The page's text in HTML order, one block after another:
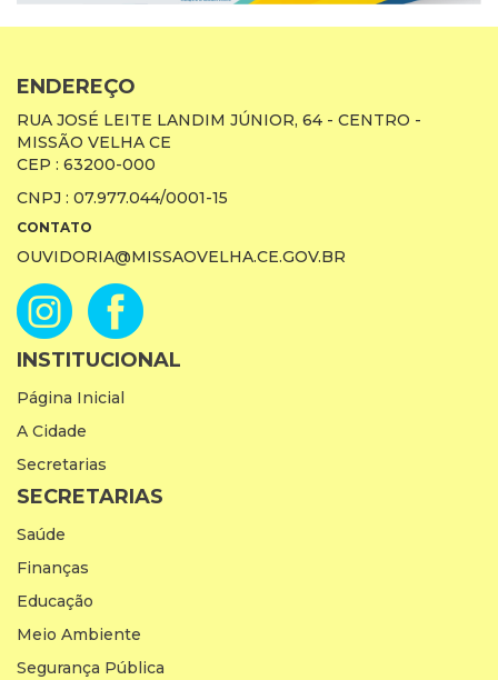
ENDEREÇO
RUA JOSÉ LEITE LANDIM JÚNIOR, 64 - CENTRO -
MISSÃO VELHA CE
CEP : 63200-000
CNPJ : 07.977.044/0001-15
CONTATO
OUVIDORIA@MISSAOVELHA.CE.GOV.BR
INSTITUCIONAL
Página Inicial
A Cidade
Secretarias
SECRETARIAS
Saúde
Finanças
Educação
Meio Ambiente
Segurança Pública